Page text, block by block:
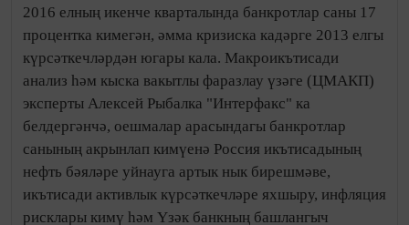
2016 елның икенче кварталында банкротлар саны 17
процентка кимегән, әмма кризиска кадәрге 2013 елгы
күрсәткечләрдән югары кала. Макроикътисади
анализ һәм кыска вакытлы фаразлау үзәге (ЦМАКП)
эксперты Алексей Рыбалка "Интерфакс" ка
белдергәнчә, оешмалар арасындагы банкротлар
санының акрынлап кимүенә Россия икътисадының
нефть бәяләре уйнауга артык нык бирешмәве,
икътисади активлык күрсәткечләре яхшыру, инфляция
рисклары кимү һәм Үзәк банкның башлангыч